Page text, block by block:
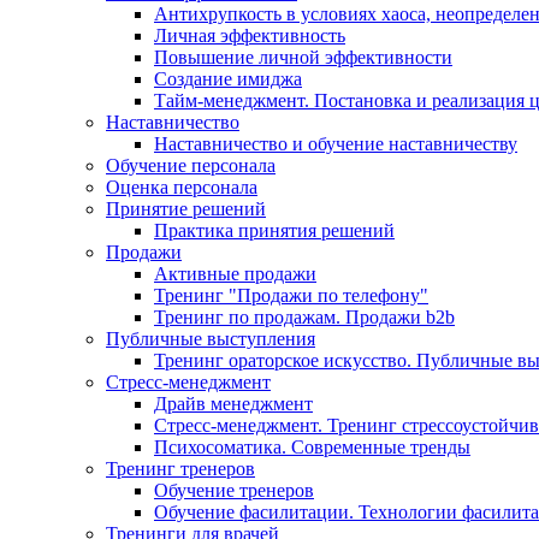
Антихрупкость в условиях хаоса,
Личная эффективность
Повышение личной эффективности
Создание имиджа
Тайм-менеджмент. Постановка и реализация
Наставничество
Наставничество и обучение наставничеству
Обучение персонала
Оценка персонала
Принятие решений
Практика принятия решений
Продажи
Активные продажи
Тренинг "Продажи по телефону"
Тренинг по продажам. Продажи b2b
Публичные выступления
Тренинг ораторское искусство. Публичные
Стресс-менеджмент
Драйв менеджмент
Стресс-менеджмент. Тренинг
Психосоматика. Современные тренды
Тренинг тренеров
Обучение тренеров
Обучение фасилитации. Технологии
Тренинги для врачей